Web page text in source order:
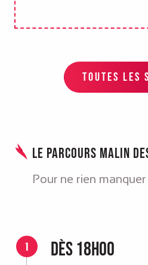
TOUTES LES
Le parcours malin
Pour ne rien manquer
1 Dès 18h00